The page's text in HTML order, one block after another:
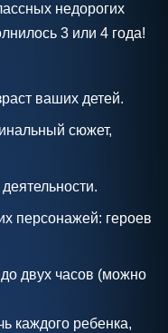
недорогих
3 или 4 года!
ваших детей.
сюжет,
персонажей: героев
двух часов (можно
каждого ребенка,